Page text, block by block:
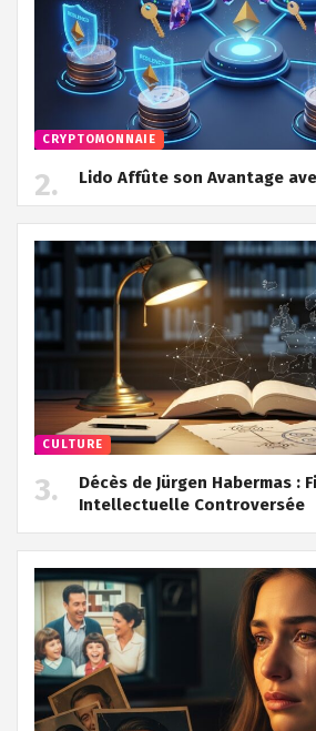
CRYPTOMONNAIE
Lido Affûte son Avantage
CULTURE
Décès de Jürgen Habermas :
Intellectuelle Controversée